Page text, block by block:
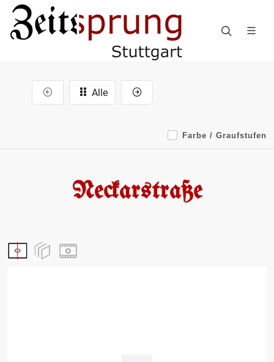
Alle
Farbe / Graufstufen
Neckarstraße